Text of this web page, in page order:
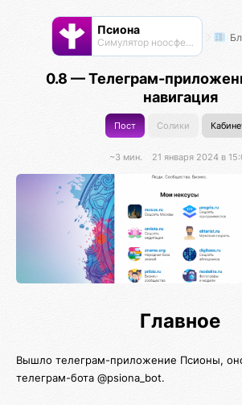
Псиона
Cимулятор ноосферы
0.8 — Телеграм-
навигация
Пост Солики
~3 мин. 21 января 2024 в
Главное
Вышло телеграм-приложение Псионы,
телеграм-бота @psiona_bot.